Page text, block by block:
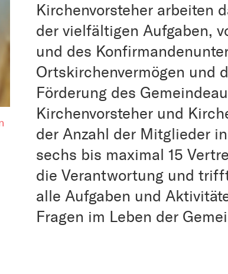
Kirchenvorsteher arbeiten
der vielfältigen Aufgaben,
und des
Ortskirchenvermögen und
Förderung des
Kirchenvorsteher und
der Anzahl der Mitglieder
sechs bis maximal 15
die Verantwortung und
alle Aufgaben und
Fragen im Leben der